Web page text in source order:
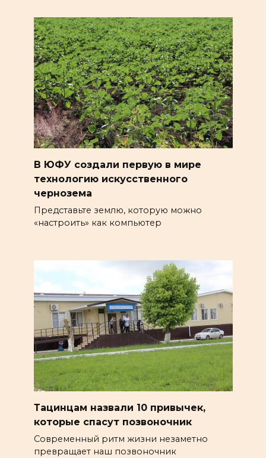
В ЮФУ создали первую в мире
технологию искусственного
чернозема
Представьте землю, которую можно
«настроить» как компьютер
Тацинцам назвали 10 привычек,
которые спасут позвоночник
Современный ритм жизни незаметно
превращает наш позвоночник